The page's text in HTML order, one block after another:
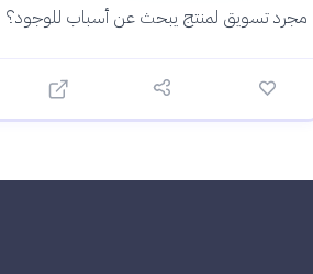
مجرد تسويق لمنتج يبحث عن أسباب للوجود؟